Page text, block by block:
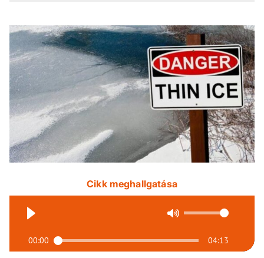
Cikk meghallgatása
00:00 04:13